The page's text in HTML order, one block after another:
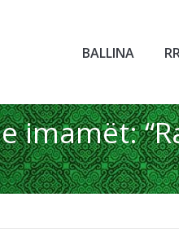
BALLINA
imamët: